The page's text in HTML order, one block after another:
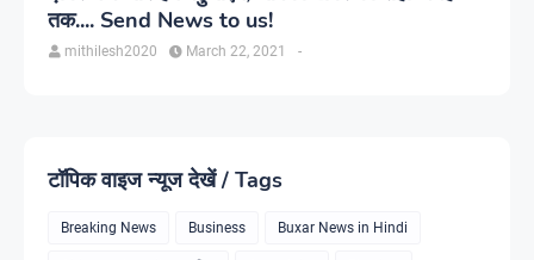
तक.... Send News to us!
mithilesh2020 -
March 22, 2021
टॉपिक वाइज न्यूज देखें / Tags
Breaking News Business Buxar News in Hindi